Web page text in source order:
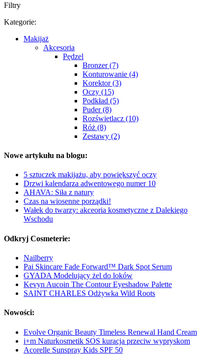
Filtry
Kategorie:
Makijaż
Akcesoria
Pędzel
Bronzer (7)
Konturowanie (4)
Korektor (3)
Oczy (15)
Podkład (5)
Puder (8)
Rozświetlacz (10)
Róż (8)
Zestawy (2)
Nowe artykułu na blogu:
5 sztuczek makijażu, aby powiększyć oczy
Drzwi kalendarza adwentowego numer 10
AHAVA: Siła z natury
Czas na wiosenne porządki!
Wałek do twarzy: akceoria kosmetyczne z Dalekiego
Wschodu
Odkryj Cosmeterie:
Nailberry
Pai Skincare Fade Forward™ Dark Spot Serum
GYADA Modelujący żel do loków
Kevyn Aucoin The Contour Eyeshadow Palette
SAINT CHARLES Odżywka Wild Roots
Nowości:
Evolve Organic Beauty Timeless Renewal Hand Cream
i+m Naturkosmetik SOS kuracja przeciw wypryskom
Acorelle Sunspray Kids SPF 50